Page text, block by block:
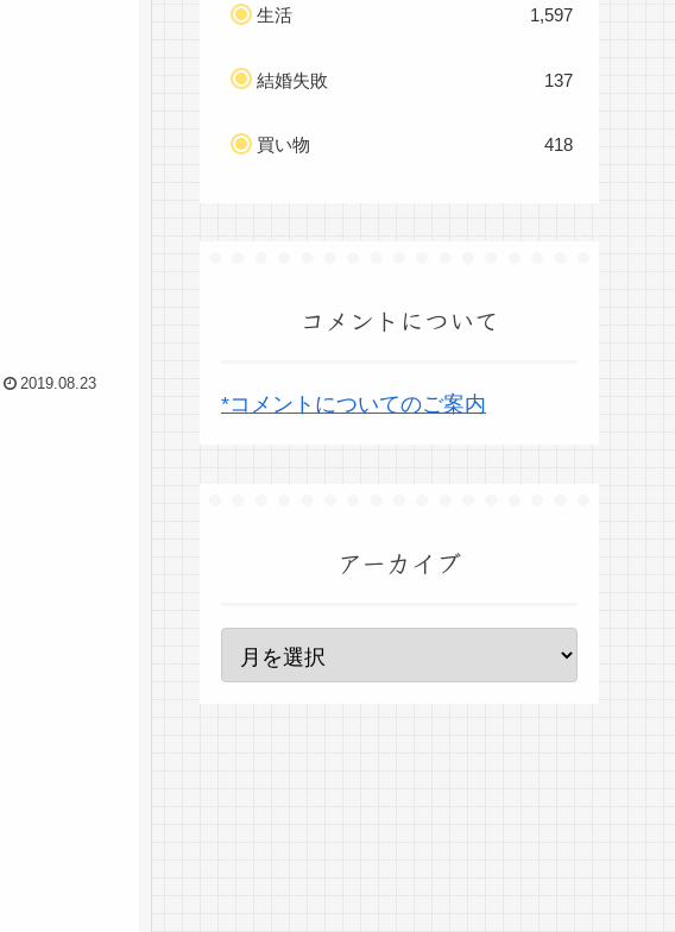
2019.08.23
生活 1,597
結婚失敗 137
買い物 418
コメントについて
*コメントについてのご案内
アーカイブ